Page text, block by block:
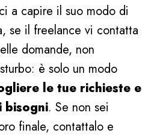
a capire il suo modo di
se il freelance vi contatta
domande, non
è solo un modo
le tue richieste e
bisogni. Se non sei
finale, contattalo e